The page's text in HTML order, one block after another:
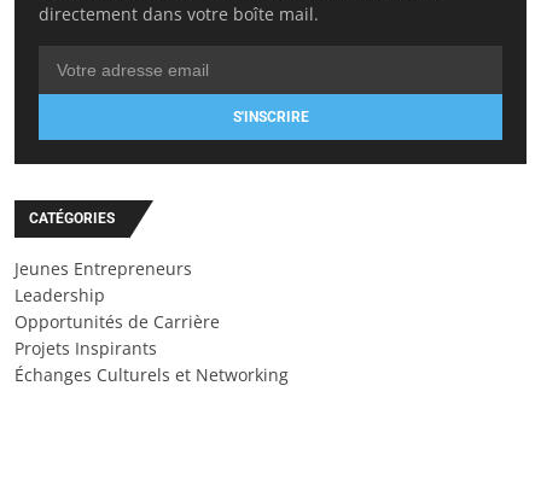
directement dans votre boîte mail.
S'INSCRIRE
CATÉGORIES
Jeunes Entrepreneurs
Leadership
Opportunités de Carrière
Projets Inspirants
Échanges Culturels et Networking